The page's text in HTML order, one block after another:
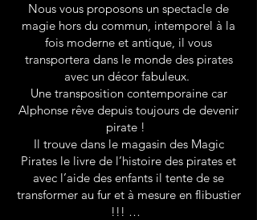
Nous vous proposons un spectacle de
magie hors du commun, intemporel à la
fois moderne et antique, il vous
transportera dans le monde des pirates
avec un décor fabuleux.
Une transposition contemporaine car
Alphonse rêve depuis toujours de devenir
pirate !
Il trouve dans le magasin des Magic
Pirates le livre de l’histoire des pirates et
avec l’aide des enfants il tente de se
transformer au fur et à mesure en flibustier
!!! …